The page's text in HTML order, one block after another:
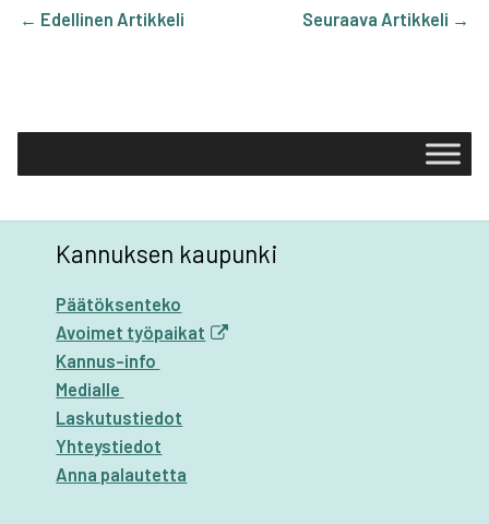
← Edellinen Artikkeli Seuraava Artikkeli →
Kannuksen kaupunki
Päätöksenteko
Avoimet työpaikat
Kannus-info
Medialle
Laskutustiedot
Yhteystiedot
Anna palautetta